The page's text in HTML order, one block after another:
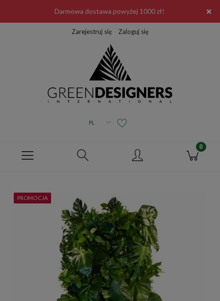
Darmowa dostawa powyżej 1000 zł!
Zarejestruj się Zaloguj się
PROMOCJA